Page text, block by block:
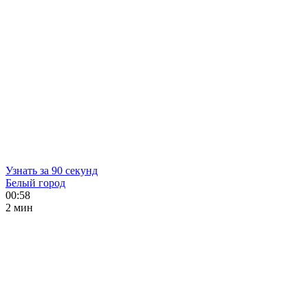
Узнать за 90 секунд
Белый город
00:58
2 мин